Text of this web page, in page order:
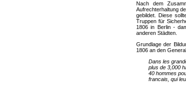
Nach dem
Aufrechterhaltung
gebildet. Diese
Truppen für
1806 in Berlin -
anderen Städten.
Grundlage der
1806 an den
Dans les
plus de 3,000
40 hommes
francais, qui